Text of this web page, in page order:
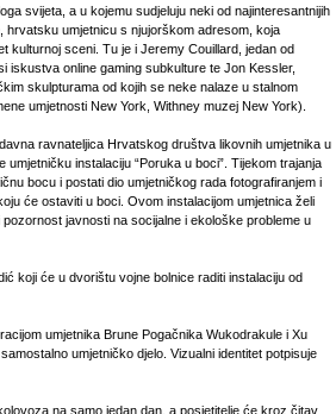
svijeta, a u kojemu sudjeluju neki od najinteresantnijih
hrvatsku umjetnicu s njujorškom adresom, koja
kulturnoj sceni. Tu je i Jeremy Couillard, jedan od
iskustva online gaming subkulture te Jon Kessler,
skulpturama od kojih se neke nalaze u stalnom
umjetnosti New York, Withney muzej New York).
ravnateljica Hrvatskog društva likovnih umjetnika u
instalaciju “Poruka u boci”. Tijekom trajanja
bocu i postati dio umjetničkog rada fotografiranjem i
će ostaviti u boci. Ovom instalacijom umjetnica želi
javnosti na socijalne i ekološke probleme u
koji će u dvorištu vojne bolnice raditi instalaciju od
umjetnika Brune Pogačnika Wukodrakule i Xu
umjetničko djelo. Vizualni identitet potpisuje
na samo jedan dan, a posjetitelje će kroz čitav